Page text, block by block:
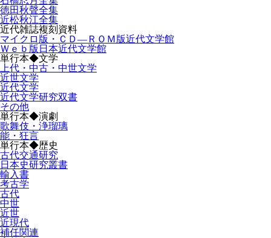
徳田秋聲全集
近松秋江全集
近代雑誌複刻資料
マイクロ版・ＣＤ―ＲＯＭ版近代文学館
Ｗｅｂ版日本近代文学館
単行本◆文学
上代・中古・中世文学
近世文学
近代文学
近代文学研究双書
その他
単行本◆演劇
歌舞伎・浄瑠璃
能・狂言
単行本◆歴史
古代交通研究
日本史研究叢書
輸入書
考古学
古代
中世
近世
近現代
補任関連